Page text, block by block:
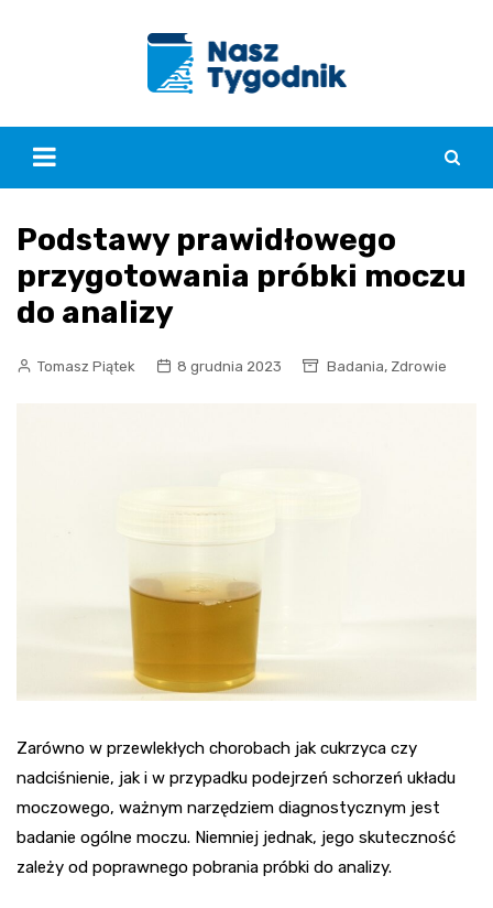
Podstawy prawidłowego
przygotowania próbki moczu
do analizy
Tomasz Piątek 8 grudnia 2023 Badania, Zdrowie
Zarówno w przewlekłych chorobach jak cukrzyca czy
nadciśnienie, jak i w przypadku podejrzeń schorzeń układu
moczowego, ważnym narzędziem diagnostycznym jest
badanie ogólne moczu. Niemniej jednak, jego skuteczność
zależy od poprawnego pobrania próbki do analizy.